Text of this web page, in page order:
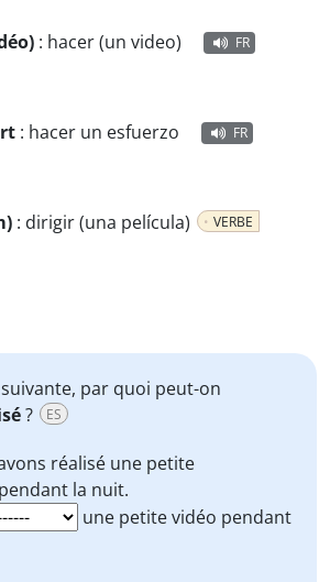
: hacer (un video)
FR
: hacer un esfuerzo
FR
: dirigir (una película)
VERBE
par quoi peut-on
? ES
réalisé une petite
la nuit.
une petite vidéo pendant